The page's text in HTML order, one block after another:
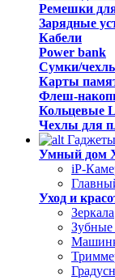
Ремешки
Зарядные
Кабели
Power bank
Сумки/
Карты
Флеш-
Кольцевые
Чехлы для
Умный дом
iP-
Уход и
Зеркала